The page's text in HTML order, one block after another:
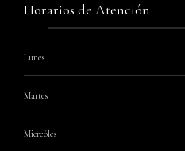
Horarios de Atención
Lunes
Martes
Miercóles